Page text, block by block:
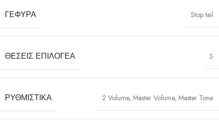
ΓΈΦΥΡΑ Stop tail
ΘΈΣΕΙΣ ΕΠΙΛΟΓΈΑ 3
ΡΥΘΜΙΣΤΙΚΆ 2 Volume, Master Volume, Master Tone